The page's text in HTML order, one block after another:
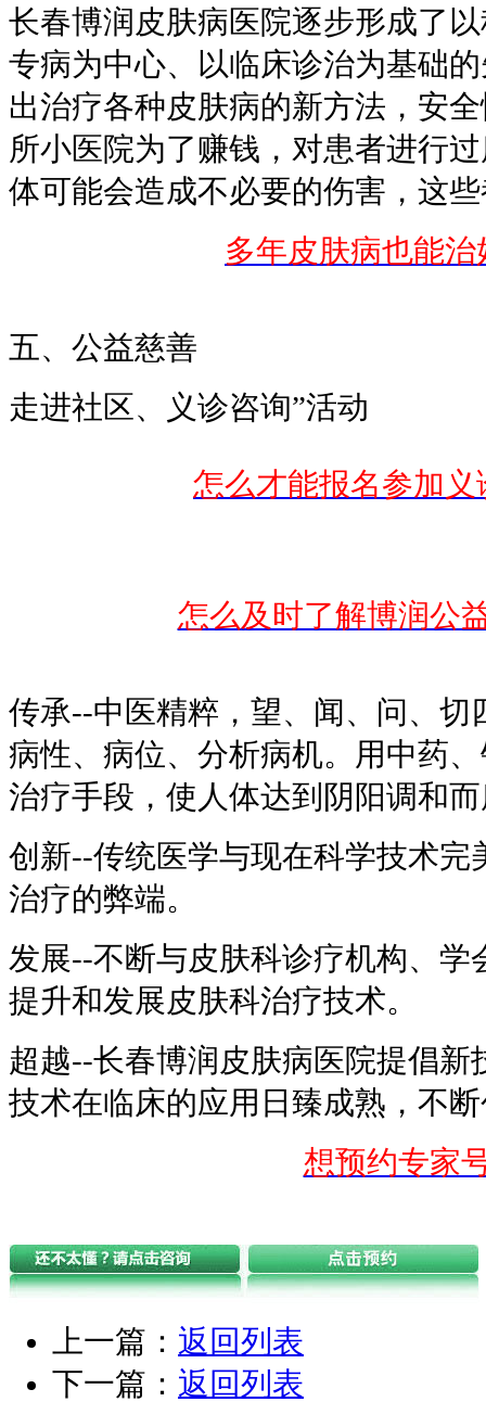
长春博润皮肤病医院逐步形成了
专病为中心、以临床诊治为基础
出治疗各种皮肤病的新方法，安
所小医院为了赚钱，对患者进行
体可能会造成不必要的伤害，这
多年皮肤病也能治
五、公益慈善
走进社区、义诊咨询”活动
怎么才能报名参加义
怎么及时了解博润公
传承--中医精粹，望、闻、问、切
病性、病位、分析病机。用中药
治疗手段，使人体达到阴阳调和
创新--传统医学与现在科学技术完
治疗的弊端。
发展--不断与皮肤科诊疗机构、学
提升和发展皮肤科治疗技术。
超越--长春博润皮肤病医院提倡新
技术在临床的应用日臻成熟，不
想预约专家
上一篇： 返回列表
下一篇： 返回列表